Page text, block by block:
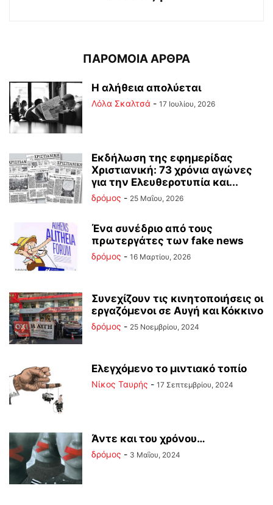
ΠΑΡΟΜΟΙΑ ΑΡΘΡΑ
Η αλήθεια απολύεται
Λόλα Σκαλτσά - 17 Ιουλίου, 2026
Εκδήλωση της εφημερίδας
Χριστιανική: 73 χρόνια αγώνες
για την Ελευθεροτυπία και...
δρόμος - 25 Μαΐου, 2026
Ένα συνέδριο από τους
πρωτεργάτες των fake news
δρόμος - 16 Μαρτίου, 2026
Συνεχίζουν τις κινητοποιήσεις οι
εργαζόμενοι σε Αυγή και Κόκκινο
δρόμος - 25 Νοεμβρίου, 2024
Ελεγχόμενο το μιντιακό τοπίο
Νίκος Ταυρής - 17 Σεπτεμβρίου, 2024
Άντε και του χρόνου…
δρόμος - 3 Μαΐου, 2024